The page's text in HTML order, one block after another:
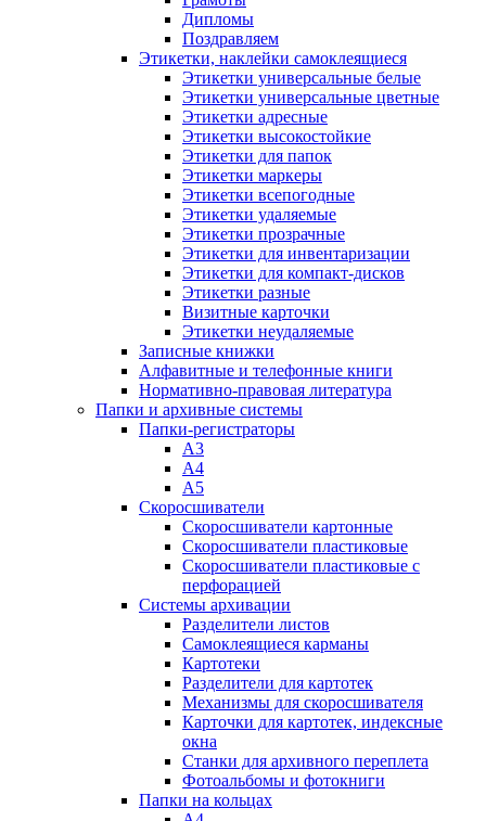
Дипломы
Поздравляем
Этикетки, наклейки самоклеящиеся
Этикетки универсальные белые
Этикетки универсальные цветные
Этикетки адресные
Этикетки высокостойкие
Этикетки для папок
Этикетки маркеры
Этикетки всепогодные
Этикетки удаляемые
Этикетки прозрачные
Этикетки для инвентаризации
Этикетки для компакт-дисков
Этикетки разные
Визитные карточки
Этикетки неудаляемые
Записные книжки
Алфавитные и телефонные книги
Нормативно-правовая литература
Папки и архивные системы
Папки-регистраторы
А3
А4
А5
Скоросшиватели
Скоросшиватели картонные
Скоросшиватели пластиковые
Скоросшиватели пластиковые с
перфорацией
Системы архивации
Разделители листов
Самоклеящиеся карманы
Картотеки
Разделители для картотек
Механизмы для скоросшивателя
Карточки для картотек, индексные
окна
Станки для архивного переплета
Фотоальбомы и фотокниги
Папки на кольцах